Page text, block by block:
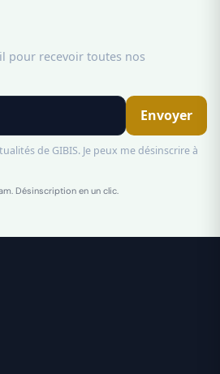
pour recevoir toutes nos
Envoyer
de GIBIS. Je peux me désinscrire à
Désinscription en un clic.